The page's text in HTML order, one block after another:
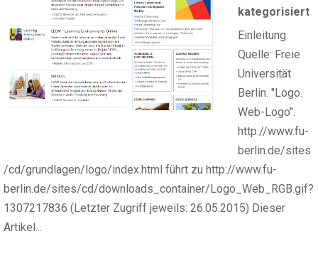
kategorisiert
Einleitung
Quelle: Freie
Universität
Berlin. "Logo.
Web-Logo".
http://www.fu-
berlin.de/sites
/cd/grundlagen/logo/index.html führt zu http://www.fu-
berlin.de/sites/cd/downloads_container/Logo_Web_RGB.gif?
1307217836 (Letzter Zugriff jeweils: 26.05.2015) Dieser
Artikel...